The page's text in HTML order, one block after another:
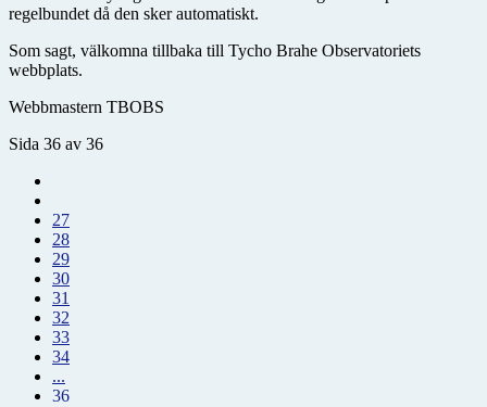
regelbundet då den sker automatiskt.
Som sagt, välkomna tillbaka till Tycho Brahe Observatoriets
webbplats.
Webbmastern TBOBS
Sida 36 av 36
27
28
29
30
31
32
33
34
...
36